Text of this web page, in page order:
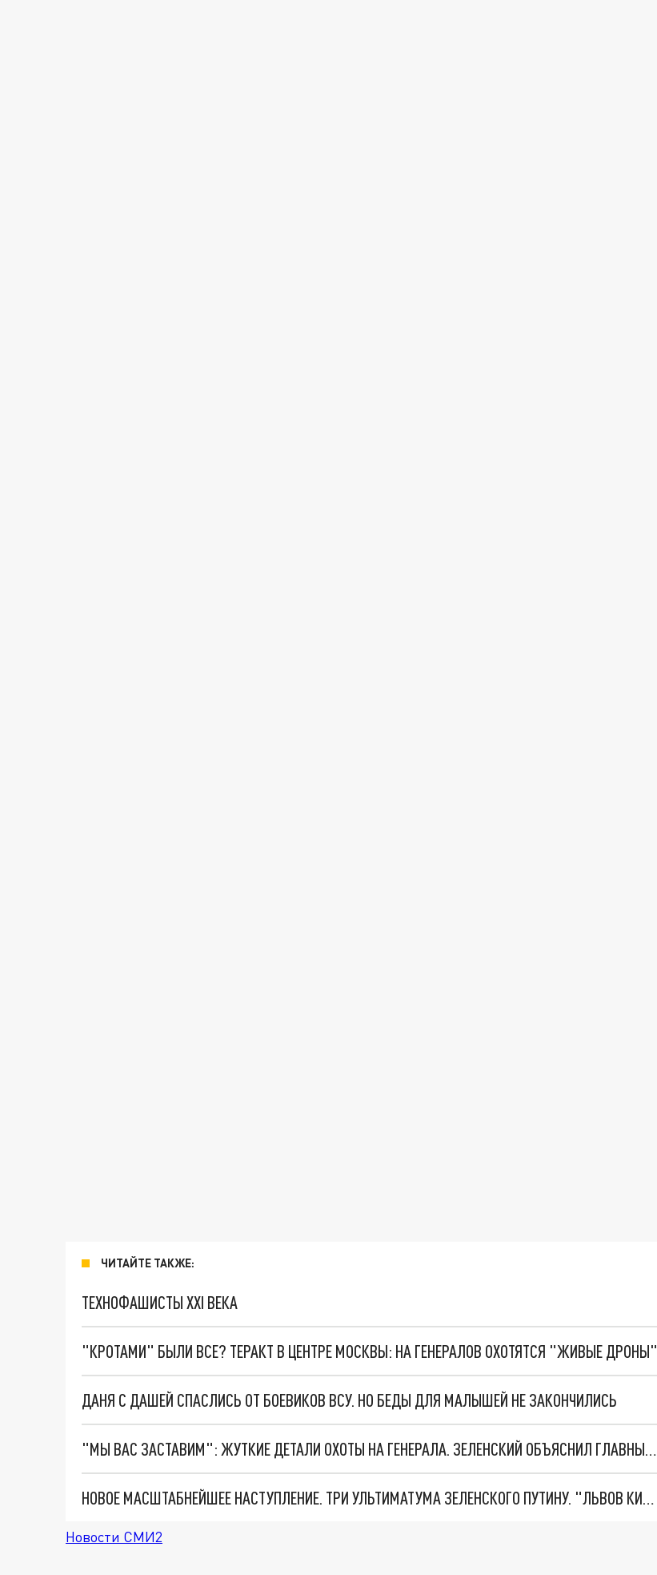
ЧИТАЙТЕ ТАКЖЕ:
ТЕХНОФАШИСТЫ XXI ВЕКА
"КРОТАМИ" БЫЛИ ВСЕ? ТЕРАКТ В ЦЕНТРЕ МОСКВЫ: НА ГЕНЕРАЛОВ ОХОТЯТСЯ "ЖИВЫЕ ДРОНЫ"
ДАНЯ С ДАШЕЙ СПАСЛИСЬ ОТ БОЕВИКОВ ВСУ. НО БЕДЫ ДЛЯ МАЛЫШЕЙ НЕ ЗАКОНЧИЛИСЬ
"МЫ ВАС ЗАСТАВИМ": ЖУТКИЕ ДЕТАЛИ ОХОТЫ НА ГЕНЕРАЛА. ЗЕЛЕНСКИЙ ОБЪЯСНИЛ ГЛАВНЫЙ СМЫСЛ ТЕРАКТА В ЦЕНТРЕ МОСКВЫ
НОВОЕ МАСШТАБНЕЙШЕЕ НАСТУПЛЕНИЕ. ТРИ УЛЬТИМАТУМА ЗЕЛЕНСКОГО ПУТИНУ. "ЛЬВОВ КИМА" ПОСТАВЯТ НА ПВО? ГЛОБАЛЬНЫЙ ПРОРЫВ ПОД ЗАПОРОЖЬЕМ
Новости СМИ2